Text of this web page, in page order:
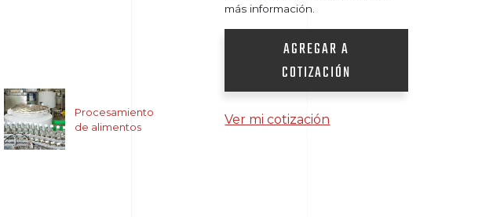
Procesamiento
de alimentos
más información.
AGREGAR A
COTIZACIÓN
Ver mi cotización